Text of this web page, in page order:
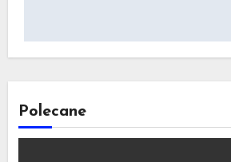
Polecane